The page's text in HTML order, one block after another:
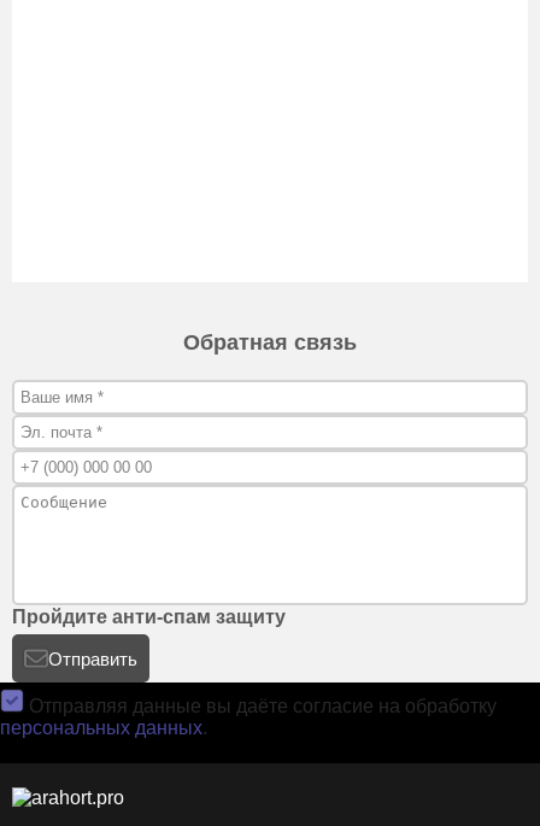
Обратная связь
Пройдите анти-спам защиту
Отправить
Отправляя данные вы даёте согласие на обработку
персональных данных.